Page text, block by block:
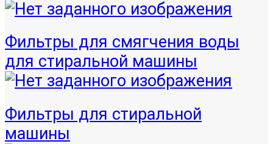
Фильтры для смягчения воды
для стиральной машины
Фильтры для стиральной
машины